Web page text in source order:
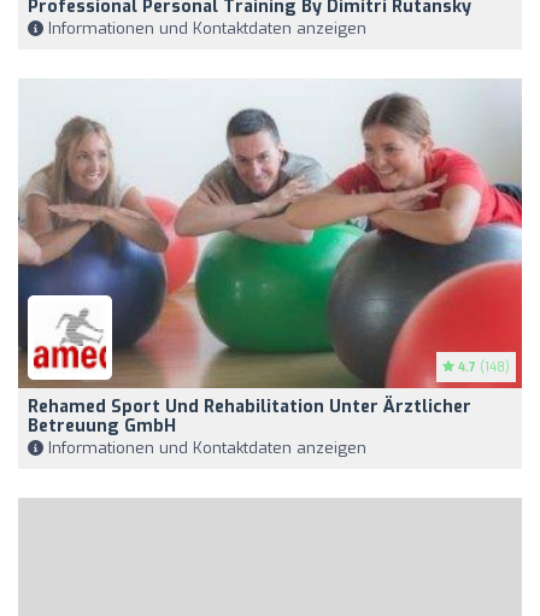
Professional Personal Training By Dimitri Rutansky
Informationen und Kontaktdaten anzeigen
4.7 (148)
Rehamed Sport Und Rehabilitation Unter Ärztlicher
Betreuung GmbH
Informationen und Kontaktdaten anzeigen